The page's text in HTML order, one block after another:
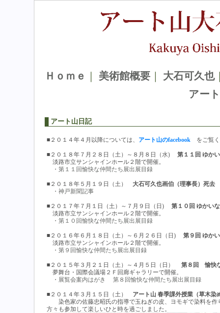
Ｈｏｍｅ ｜ 美術館概要 ｜ 大石可久也
アー
アート山日記
■２０１４年４月以降については、 アート山のfacebook をご覧
■２０１８年７月２８日（土）～８月８日（水)
第１１回 ゆか
淡路市立サンシャインホール２階で開催。
・第１１回愉快な仲間たち展出展目録
■２０１８年５月１９日（土）
大石可久也画伯（理事長）死去
・神戸新聞記事
■２０１７年７月１日（土）～７月９日（日)
第１０回 ゆかい
淡路市立サンシャインホール２階で開催。
・第１０回愉快な仲間たち展出展目録
■２０１６年６月１８日（土）～６月２６日（日) 第９回 ゆかい
淡路市立サンシャインホール２階で開催。
・第９回愉快な仲間たち展出展目録
■２０１５年３月２１日（土）～４月５日（日）
第８回 愉快な
夢舞台・国際会議場２Ｆ回廊ギャラリーで開催。
・展覧会案内はがき
第８回愉快な仲間たち展出展目録
■２０１４年３月１５日（土） アート山 春季課外授業（草木染
染色家の佐藤忠昭氏の指導で玉ねぎの皮、ヨモギで染料を作
方々も参加して楽しいひと時を過ごしました。